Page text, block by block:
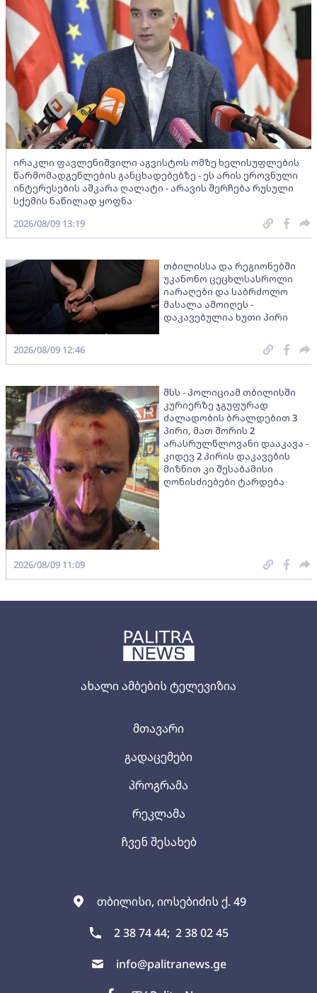
ახალი ამბების ტელევიზია
თბილისი, იოსებიძის ქ. 49
2 38 74 44; 2 38 02 45
info@palitranews.ge
მთავარი
გადაცემები
პროგრამა
რეკლამა
ჩვენ შესახებ
ირაკლი ფავლენიშვილი აგვისტოს ომზე ხელისუფლების
წარმომადგენლების განცხადებებზე - ეს არის ეროვნული
ინტერესების აშკარა ღალატი - არავის შერჩება რუსული
სქემის ნაწილად ყოფნა
2026/08/09 13:19
თბილისსა და რეგიონებში
უკანონო ცეცხლსასროლი
იარაღები და საბრძოლო
მასალა ამოიღეს -
დაკავებულია ხუთი პირი
2026/08/09 12:46
შსს - პოლიციამ თბილისში
კურიერზე ჯგუფურად
ძალადობის ბრალდებით 3
პირი, მათ შორის 2
არასრულწლოვანი დააკავა -
კიდევ 2 პირის დაკავების
მიზნით კი შესაბამისი
ღონისძიებები ტარდება
2026/08/09 11:09